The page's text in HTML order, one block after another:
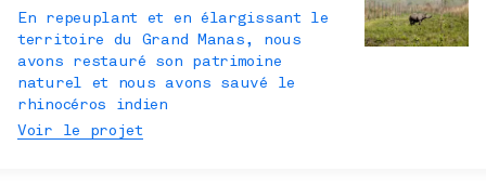
En repeuplant et en élargissant le
territoire du Grand Manas, nous
avons restauré son patrimoine
naturel et nous avons sauvé le
rhinocéros indien
Voir le projet